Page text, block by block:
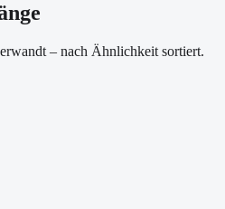
– nach Ähnlichkeit sortiert.